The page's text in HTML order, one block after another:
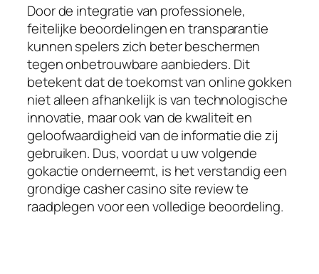
Door de integratie van professionele,
feitelijke beoordelingen en transparantie
kunnen spelers zich beter beschermen
tegen onbetrouwbare aanbieders. Dit
betekent dat de toekomst van online gokken
niet alleen afhankelijk is van technologische
innovatie, maar ook van de kwaliteit en
geloofwaardigheid van de informatie die zij
gebruiken. Dus, voordat u uw volgende
gokactie onderneemt, is het verstandig een
grondige casher casino site review te
raadplegen voor een volledige beoordeling.